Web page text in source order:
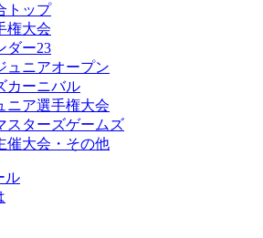
トップ
権大会
ダー23
ュニアオープン
カーニバル
ニア選手権大会
スターズゲームズ
催大会・その他
ル